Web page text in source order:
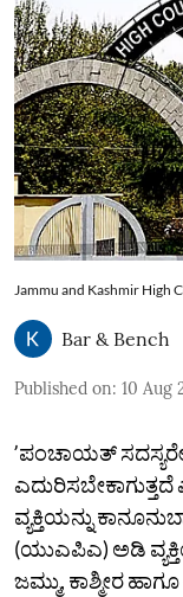
Jammu and Kashmir High
Bar & Bench
Published on: 10 Aug
ʼಪಂಚಾಯತ್‌
ವ್ಯಕ್ತಿಯನ್ನು
(ಯುಎಪಿಎ) ಅಡಿ
ಜಮ್ಮು, ಕಾಶ್ಮೀರ